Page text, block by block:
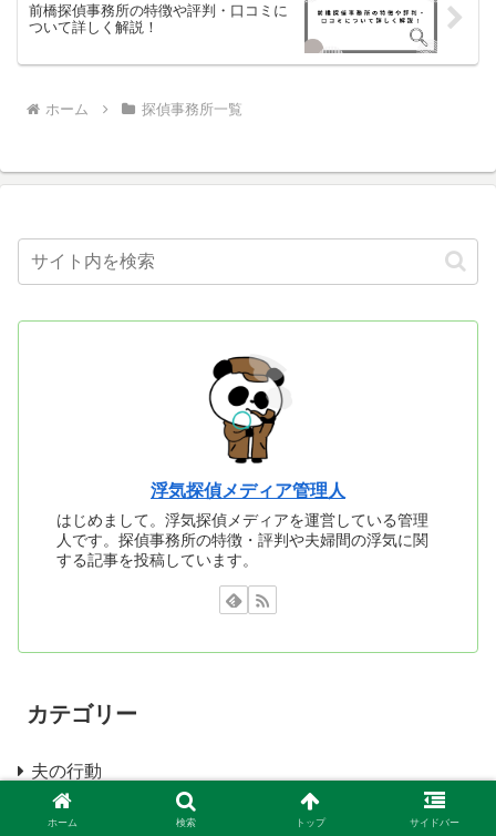
前橋探偵事務所の特徴や評判・口コミに
ついて詳しく解説！
ホーム 探偵事務所一覧
浮気探偵メディア管理人
はじめまして。浮気探偵メディアを運営している管理
人です。探偵事務所の特徴・評判や夫婦間の浮気に関
する記事を投稿しています。
カテゴリー
夫の行動
探偵事務所一覧
ホーム 検索 トップ サイドバー